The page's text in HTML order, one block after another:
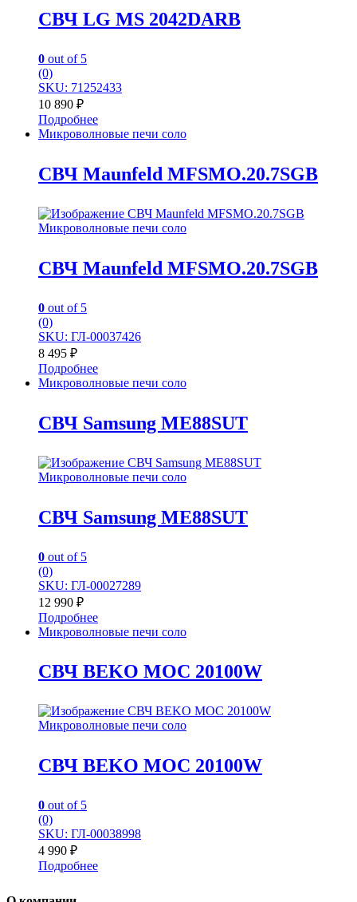
СВЧ LG MS 2042DARB
0 out of 5
(0)
SKU: 71252433
10 890 ₽
Подробнее
Микроволновые печи соло
СВЧ Maunfeld MFSMO.20.7SGB
Микроволновые печи соло
СВЧ Maunfeld MFSMO.20.7SGB
0 out of 5
(0)
SKU: ГЛ-00037426
8 495 ₽
Подробнее
Микроволновые печи соло
СВЧ Samsung ME88SUT
Микроволновые печи соло
СВЧ Samsung ME88SUT
0 out of 5
(0)
SKU: ГЛ-00027289
12 990 ₽
Подробнее
Микроволновые печи соло
СВЧ BEKO MOC 20100W
Микроволновые печи соло
СВЧ BEKO MOC 20100W
0 out of 5
(0)
SKU: ГЛ-00038998
4 990 ₽
Подробнее